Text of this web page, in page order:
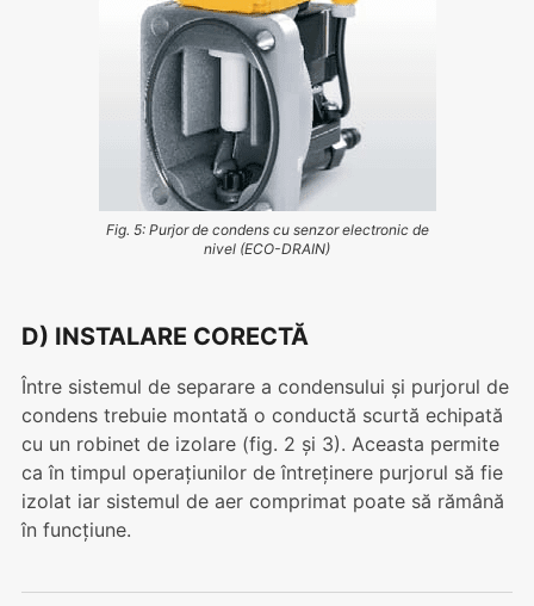
Fig. 5: Purjor de condens cu senzor electronic de
nivel (ECO-DRAIN)
D) INSTALARE CORECTĂ
Între sistemul de separare a condensului și purjorul de
condens trebuie montată o conductă scurtă echipată
cu un robinet de izolare (fig. 2 și 3). Aceasta permite
ca în timpul operațiunilor de întreținere purjorul să fie
izolat iar sistemul de aer comprimat poate să rămână
în funcțiune.